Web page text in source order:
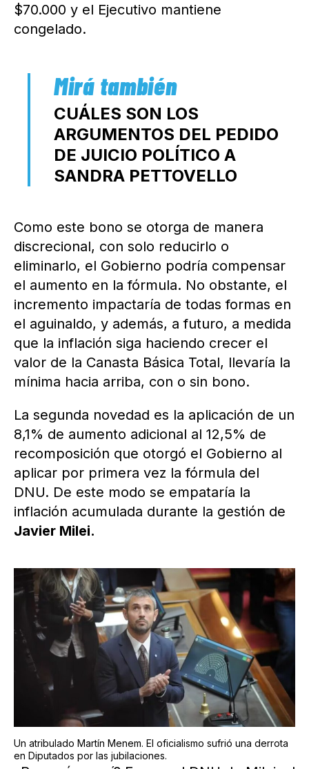
$70.000 y el Ejecutivo mantiene
congelado.
CUÁLES SON LOS
ARGUMENTOS DEL PEDIDO
DE JUICIO POLÍTICO A
SANDRA PETTOVELLO
Como este bono se otorga de manera
discrecional, con solo reducirlo o
eliminarlo, el Gobierno podría compensar
el aumento en la fórmula. No obstante, el
incremento impactaría de todas formas en
el aguinaldo, y además, a futuro, a medida
que la inflación siga haciendo crecer el
valor de la Canasta Básica Total, llevaría la
mínima hacia arriba, con o sin bono.
La segunda novedad es la aplicación de un
8,1% de aumento adicional al 12,5% de
recomposición que otorgó el Gobierno al
aplicar por primera vez la fórmula del
DNU. De este modo se empataría la
inflación acumulada durante la gestión de
Javier Milei.
Un atribulado Martín Menem. El oficialismo sufrió una derrota
en Diputados por las jubilaciones.